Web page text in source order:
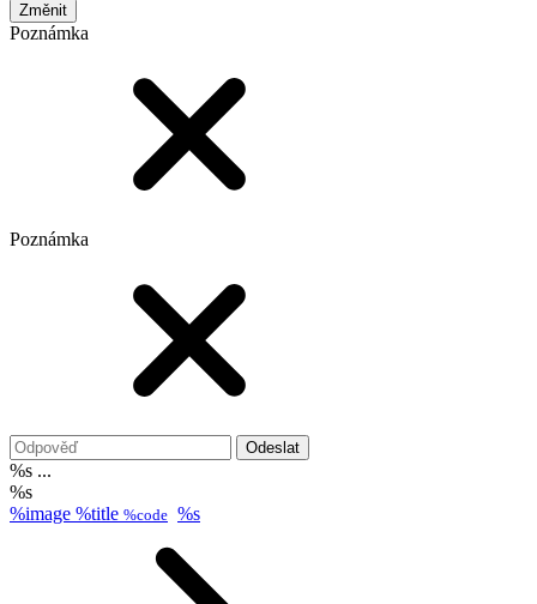
Poznámka
Poznámka
Odeslat
%s ...
%s
%image %title %code %s